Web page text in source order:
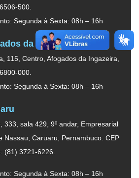
500.
Segunda à Sexta: 08h – 16h
da Ingazeira
115, Centro, Afogados da Ingazeira,
000.
Segunda à Sexta: 08h – 16h
333, sala 429, 9º andar, Empresarial
Nassau, Caruaru, Pernambuco. CEP
(81) 3721-6226.
Segunda à Sexta: 08h – 16h